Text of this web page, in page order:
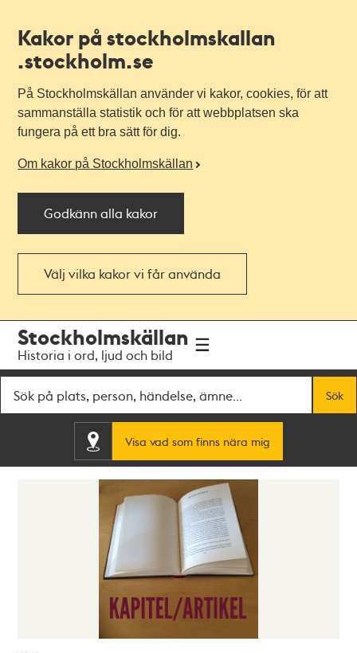
Kakor på stockholmskallan
.stockholm.se
På Stockholmskällan använder vi kakor, cookies, för att
sammanställa statistik och för att webbplatsen ska
fungera på ett bra sätt för dig.
Om kakor på Stockholmskällan
Godkänn alla kakor
Välj vilka kakor vi får använda
navigationen
huvudinnehållet
Stockholmskällan
Historia i ord, ljud och bild
Sök
Visa vad som finns nära mig